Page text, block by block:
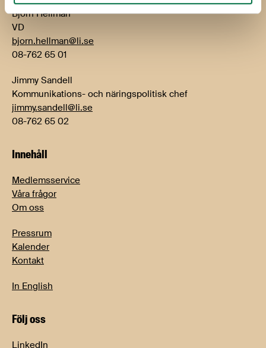
Björn Hellman
VD
bjorn.hellman@li.se
08-762 65 01
Jimmy Sandell
Kommunikations- och näringspolitisk chef
jimmy.sandell@li.se
08-762 65 02
Innehåll
Medlemsservice
Våra frågor
Om oss
Pressrum
Kalender
Kontakt
In English
Följ oss
LinkedIn